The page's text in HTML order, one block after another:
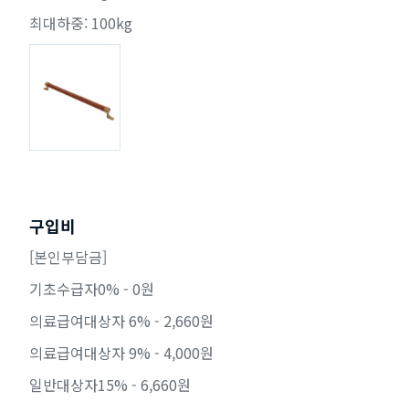
최대하중: 100kg
구입비
[본인부담금]
기초수급자0% - 0원
의료급여대상자 6% - 2,660원
의료급여대상자 9% - 4,000원
일반대상자15% - 6,660원